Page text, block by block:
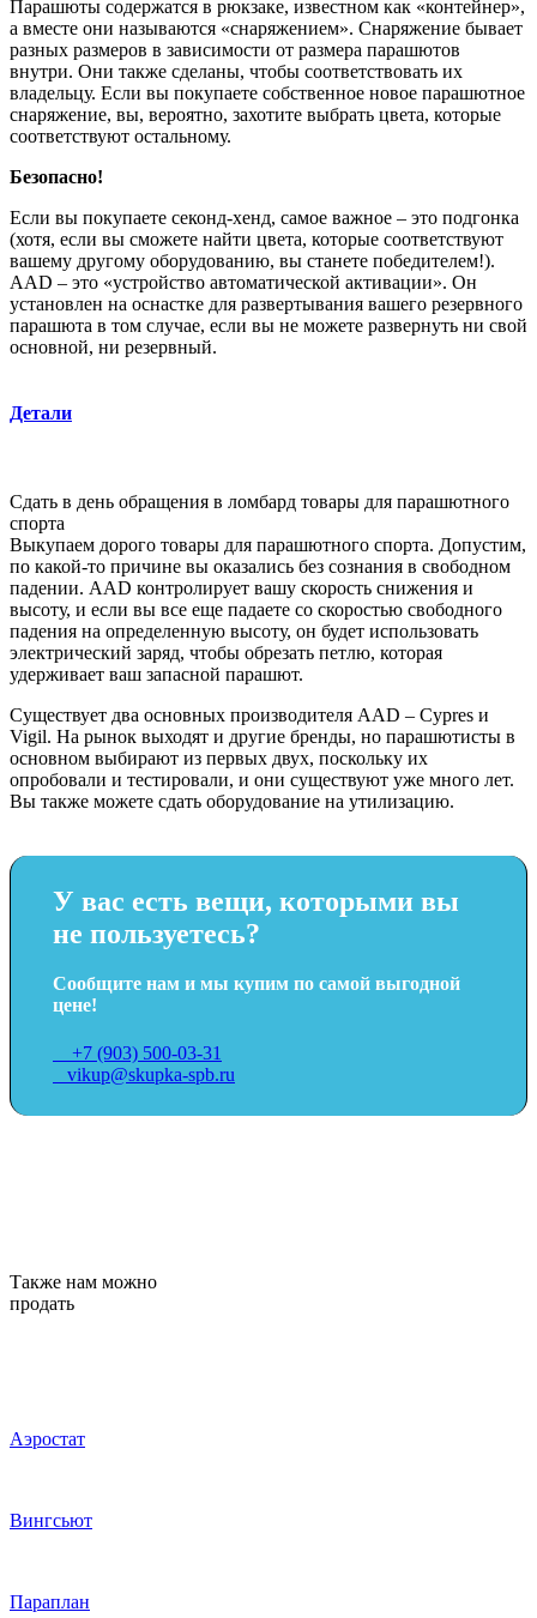
Парашюты содержатся в рюкзаке, известном как «контейнер»,
а вместе они называются «снаряжением». Снаряжение бывает
разных размеров в зависимости от размера парашютов
внутри. Они также сделаны, чтобы соответствовать их
владельцу. Если вы покупаете собственное новое парашютное
снаряжение, вы, вероятно, захотите выбрать цвета, которые
соответствуют остальному.
Безопасно!
Если вы покупаете секонд-хенд, самое важное – это подгонка
(хотя, если вы сможете найти цвета, которые соответствуют
вашему другому оборудованию, вы станете победителем!).
AAD – это «устройство автоматической активации». Он
установлен на оснастке для развертывания вашего резервного
парашюта в том случае, если вы не можете развернуть ни свой
основной, ни резервный.
Детали
Сдать в день обращения в ломбард товары для парашютного
спорта
Выкупаем дорого товары для парашютного спорта. Допустим,
по какой-то причине вы оказались без сознания в свободном
падении. AAD контролирует вашу скорость снижения и
высоту, и если вы все еще падаете со скоростью свободного
падения на определенную высоту, он будет использовать
электрический заряд, чтобы обрезать петлю, которая
удерживает ваш запасной парашют.
Существует два основных производителя AAD – Cypres и
Vigil. На рынок выходят и другие бренды, но парашютисты в
основном выбирают из первых двух, поскольку их
опробовали и тестировали, и они существуют уже много лет.
Вы также можете сдать оборудование на утилизацию.
У вас есть вещи, которыми вы
не пользуетесь?
Сообщите нам и мы купим по самой выгодной
цене!
+7 (903) 500-03-31
vikup@skupka-spb.ru
Также нам можно
продать
Аэростат
Вингсьют
Параплан